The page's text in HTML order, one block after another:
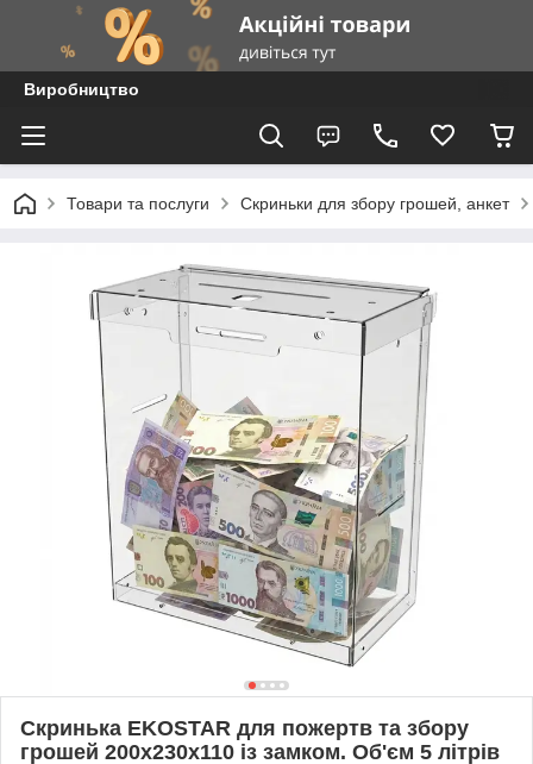
Виробництво
Товари та послуги Скриньки для збору грошей, анкет
Скринька EKOSTAR для пожертв та збору
грошей 200x230x110 із замком. Об'єм 5 літрів